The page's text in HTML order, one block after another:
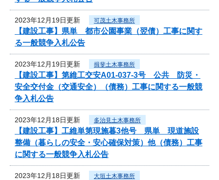
2023年12月19日更新 可茂土木事務所
【建設工事】県単 都市公園事業（翌債）工事に関す
る一般競争入札公告
2023年12月19日更新 揖斐土木事務所
【建設工事】第維工交安A01-037-3号 公共 防災・
安全交付金（交通安全）（債務）工事に関する一般競
争入札公告
2023年12月18日更新 多治見土木事務所
【建設工事】工維単第現施暮3他号 県単 現道施設
整備（暮らしの安全・安心確保対策）他（債務）工事
に関する一般競争入札公告
2023年12月18日更新 大垣土木事務所